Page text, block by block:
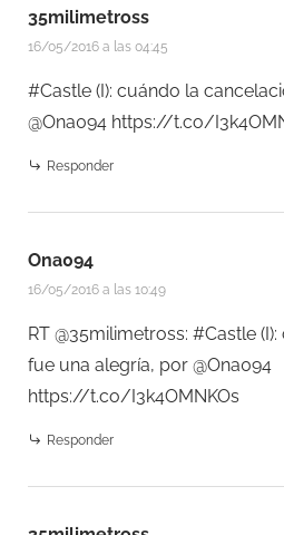
35milimetross
16/05/2016 a las 04:45
#Castle (I): cuándo la
@Ona094 https://t.co/
Responder
Ona094
16/05/2016 a las 10:49
RT @35milimetross: #Castle
fue una alegría, por @Ona094
https://t.co/I3k4OMNKOs
Responder